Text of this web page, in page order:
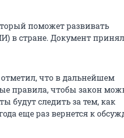
поможет развивать
в стране. Документ
что в дальнейшем
правила, чтобы закон
будут следить за тем, как
еще раз вернется к